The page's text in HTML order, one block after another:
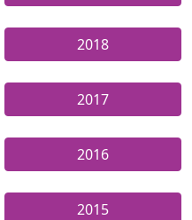
2018
2017
2016
2015